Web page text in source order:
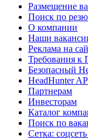
Размещение
Поиск по
О компании
Наши
Реклама на
Требования к
Безопасный
HeadHunter
Партнерам
Инвесторам
Каталог
Поиск по
Сетка: